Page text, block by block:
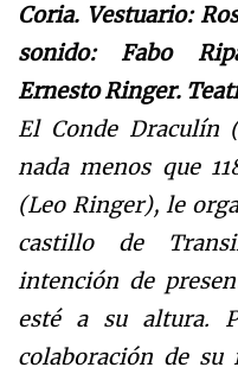
Coria. Vestuario:
sonido: Fabo
Ernesto Ringer.
El Conde Draculín
nada menos que
(Leo Ringer), le
castillo de
intención de
esté a su altura.
colaboración de su